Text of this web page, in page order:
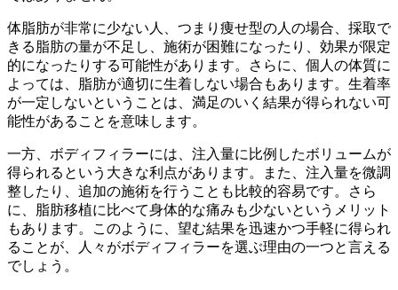
体脂肪が非常に少ない人、つまり痩せ型の人の場合、採取で
きる脂肪の量が不足し、施術が困難になったり、効果が限定
的になったりする可能性があります。さらに、個人の体質に
よっては、脂肪が適切に生着しない場合もあります。生着率
が一定しないということは、満足のいく結果が得られない可
能性があることを意味します。
一方、ボディフィラーには、注入量に比例したボリュームが
得られるという大きな利点があります。また、注入量を微調
整したり、追加の施術を行うことも比較的容易です。さら
に、脂肪移植に比べて身体的な痛みも少ないというメリット
もあります。このように、望む結果を迅速かつ手軽に得られ
ることが、人々がボディフィラーを選ぶ理由の一つと言える
でしょう。